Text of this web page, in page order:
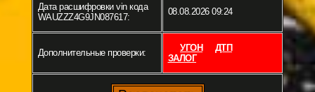
Дата расшифровки vin кода
WAUZZZ4G9JN087617:
08.08.2026 09:24
Дополнительные проверки: УГОН
ДТП
ЗАЛОГ